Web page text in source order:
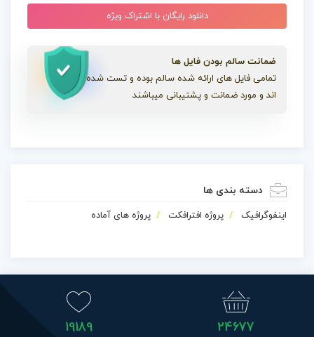
دانلود رایگان با اشتراک ویژه
ضمانت سالم بودن فایل ها
تمامی فایل های ارائه شده سالم بوده و تست شده
اند و مورد ضمانت و پشتیبانی میباشند
دسته بندی ها
اینفوگرافیک پروژه افترافکت پروژه های آماده
24677
19189